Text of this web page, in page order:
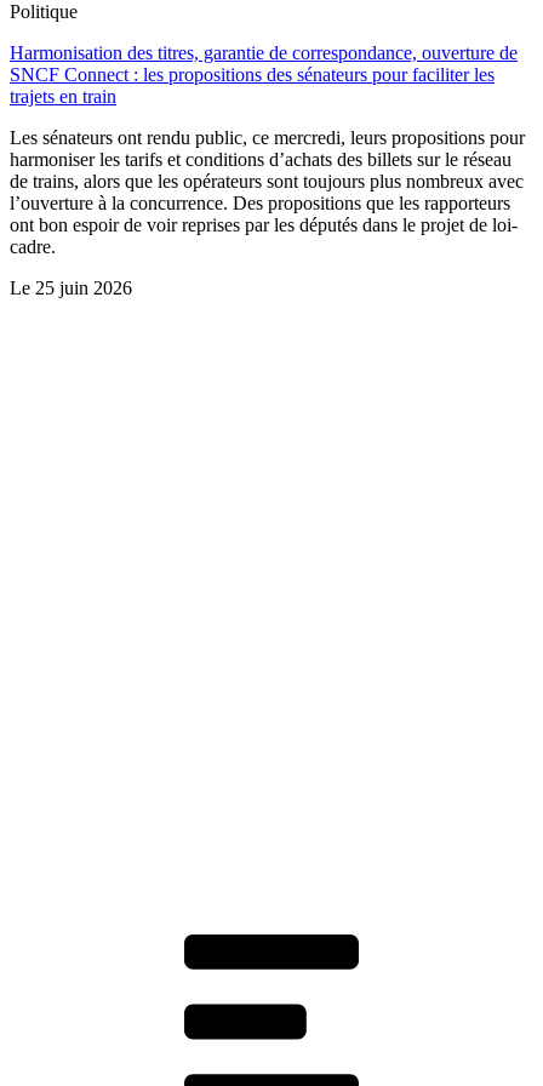
Politique
Harmonisation des titres, garantie de correspondance, ouverture de
SNCF Connect : les propositions des sénateurs pour faciliter les
trajets en train
Les sénateurs ont rendu public, ce mercredi, leurs propositions pour
harmoniser les tarifs et conditions d’achats des billets sur le réseau
de trains, alors que les opérateurs sont toujours plus nombreux avec
l’ouverture à la concurrence. Des propositions que les rapporteurs
ont bon espoir de voir reprises par les députés dans le projet de loi-
cadre.
Le 25 juin 2026